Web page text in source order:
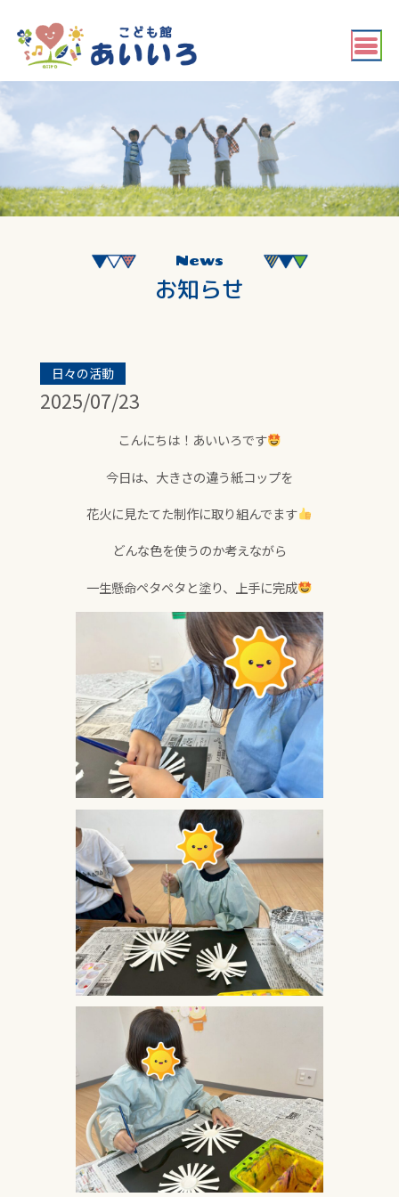
News
お知らせ
日々の活動
2025/07/23
こんにちは！あいいろです
今日は、大きさの違う紙コップを
花火に見たてた制作に取り組んでます
どんな色を使うのか考えながら
一生懸命ペタペタと塗り、上手に完成